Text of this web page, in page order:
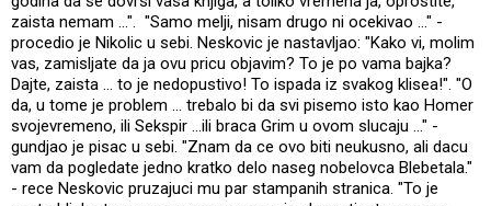
zaista nemam ...". "Samo melji, nisam drugo ni ocekivao ..." -
procedio je Nikolic u sebi. Neskovic je nastavljao: "Kako vi, molim
vas, zamisljate da ja ovu pricu objavim? To je po vama bajka?
Dajte, zaista ... to je nedopustivo! To ispada iz svakog klisea!". "O
da, u tome je problem ... trebalo bi da svi pisemo isto kao Homer
svojevremeno, ili Sekspir ...ili braca Grim u ovom slucaju ..." -
gundjao je pisac u sebi. "Znam da ce ovo biti neukusno, ali dacu
vam da pogledate jedno kratko delo naseg nobelovca Blebetala."
- rece Neskovic pruzajuci mu par stampanih stranica. "To je